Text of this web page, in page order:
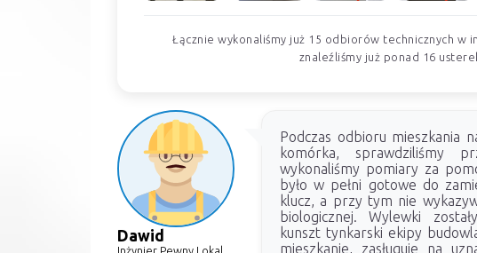
Łącznie wykonaliśmy już 15 odbiorów technicznych w
znaleźliśmy już ponad 16
Dawid
Inżynier Pewny Lokal
Podczas odbioru mieszkania
komórka, sprawdziliśmy
wykonaliśmy pomiary za
było w pełni gotowe do
klucz, a przy tym nie
biologicznej. Wylewki
kunszt tynkarski ekipy
mieszkanie, zasługuje na